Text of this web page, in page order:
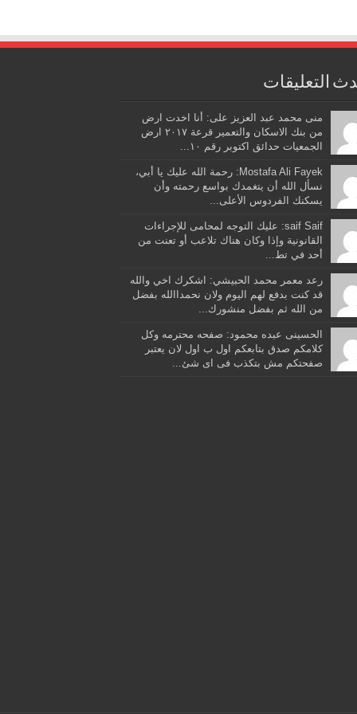
التعليقات
منى محمد عبد العزيز على: أنا اخدت ارض
من بنك الاسكان والتعمير قرعة ٢٠١٧ ارض
الجمعيات حدائق اكتوبر رقم ١٠...
Mostafa Ali Fayek: رحمة الله عليك يا أبي،
نسأل الله أن يتغمدك بواسع رحمته وأن
يسكنك الفردوس الأعلى...
saif Saif: عليك التوجه لمحامى للإجراءات
القانونية وإذا وكان هناك تلاعب أو تعنت من
أحد في تط...
رعد معمر محمد الحبيشي: اشكرك اخي والله
قد كنت بدفع لهم اليوم ولان نحمداالله بفضل
من الله ثم بفضل منشورك...
الحسينى عبده محمود: صفحه محترمه وكل
كلامكم صدق بتابعكم اول ب اول لان يعتبر
صفحتكم مش بتكذب فى اى شئ...